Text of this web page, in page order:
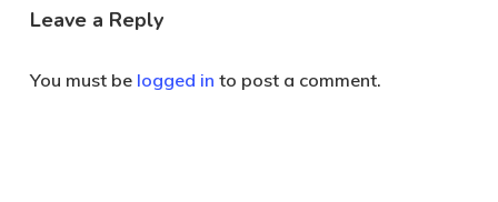
Leave a Reply
You must be logged in to post a comment.